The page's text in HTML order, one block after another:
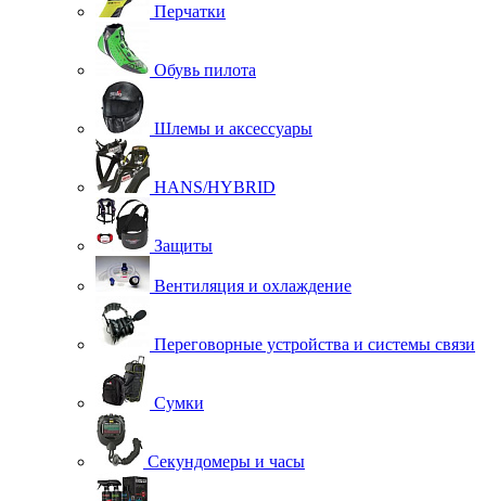
Перчатки
Обувь пилота
Шлемы и аксессуары
HANS/HYBRID
Защиты
Вентиляция и охлаждение
Переговорные устройства и системы связи
Сумки
Секундомеры и часы